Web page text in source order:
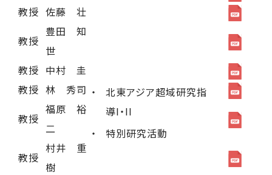
北東アジア超域研究指
導I・II
特別研究活動
教授 佐藤 壮
教授
豊田 知
世
教授 中村 圭
教授 林 秀司
教授
福原 裕
二
教授
村井 重
樹